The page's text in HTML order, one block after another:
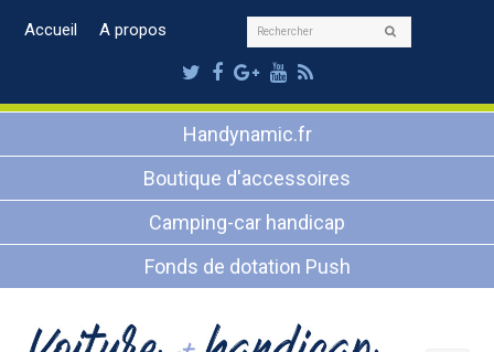
Accueil A propos Rechercher
Twitter
Facebook
Google
Plus
Youtube
RSS
Handynamic.fr
Boutique d'accessoires
Camping-car handicap
Fonds de dotation Push